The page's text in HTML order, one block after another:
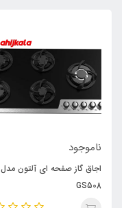
ناموجود
اجاق گاز صفحه ای آلتون مدل
GS508